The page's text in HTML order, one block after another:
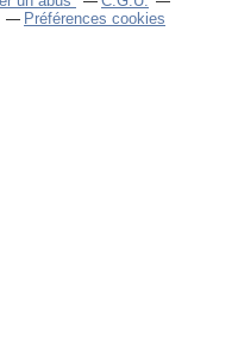
Préférences cookies